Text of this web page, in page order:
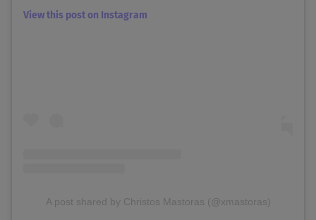
View this post on Instagram
A post shared by Christos Mastoras (@xmastoras)